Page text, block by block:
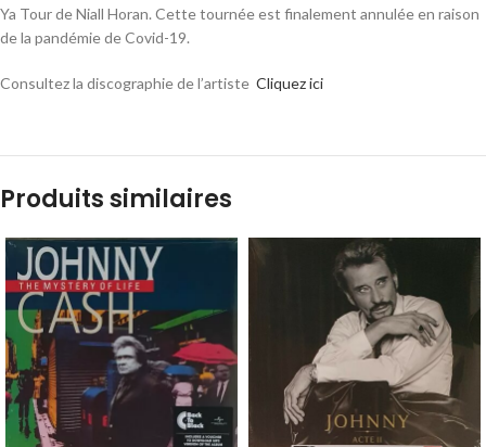
Ya Tour de Niall Horan. Cette tournée est finalement annulée en raison
de la pandémie de Covid-19.
Consultez la discographie de l’artiste Cliquez ici
Produits similaires